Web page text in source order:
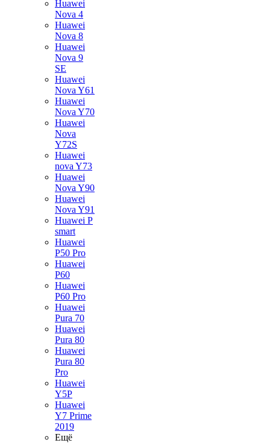
Huawei
Nova 4
Huawei
Nova 8
Huawei
Nova 9
SE
Huawei
Nova Y61
Huawei
Nova Y70
Huawei
Nova
Y72S
Huawei
nova Y73
Huawei
Nova Y90
Huawei
Nova Y91
Huawei P
smart
Huawei
P50 Pro
Huawei
P60
Huawei
P60 Pro
Huawei
Pura 70
Huawei
Pura 80
Huawei
Pura 80
Pro
Huawei
Y5P
Huawei
Y7 Prime
2019
Ещё